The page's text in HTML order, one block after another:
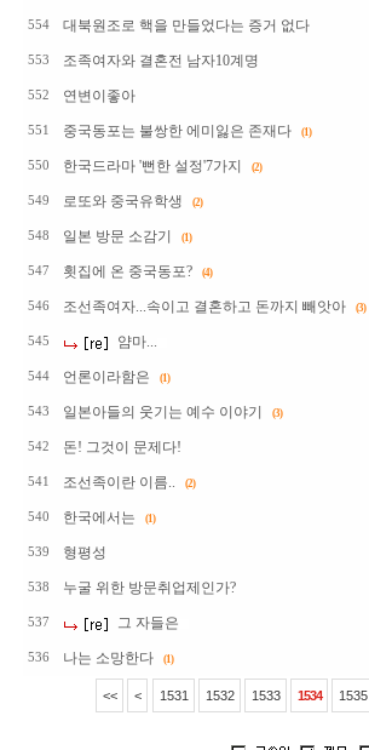
554 대북원조로 핵을 만들었다는 증거 없다
553 조족여자와 결혼전 남자10계명
552 연변이좋아
551 중국동포는 불쌍한 에미잃은 존재다 (1)
550 한국드라마 '뻔한 설정'7가지 (2)
549 로또와 중국유학생 (2)
548 일본 방문 소감기 (1)
547 횟집에 온 중국동포? (4)
546 조선족여자...속이고 결혼하고 돈까지 빼앗아 (3)
545 얌마...
544 언론이라함은 (1)
543 일본아들의 웃기는 예수 이야기 (3)
542 돈! 그것이 문제다!
541 조선족이란 이름.. (2)
540 한국에서는 (1)
539 형평성
538 누굴 위한 방문취업제인가?
537 그 자들은
536 나는 소망한다 (1)
<< < 1531 1532 1533 1534 1535